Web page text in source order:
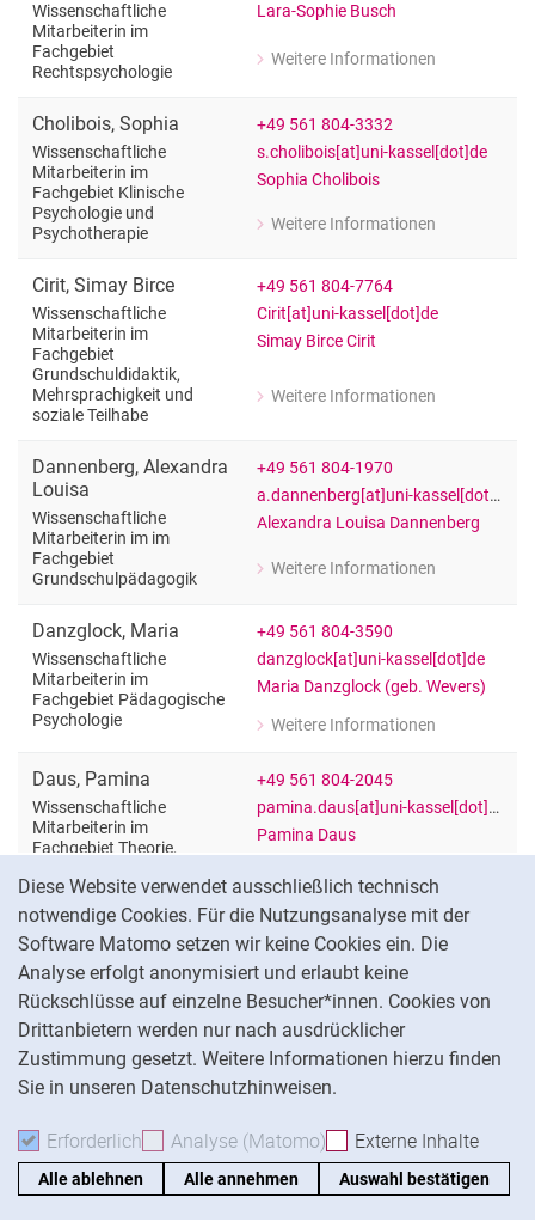
Diese Website verwendet ausschließlich technisch
notwendige Cookies. Für die Nutzungsanalyse mit der
Software Matomo setzen wir keine Cookies ein. Die
Analyse erfolgt anonymisiert und erlaubt keine
Rückschlüsse auf einzelne Besucher*innen. Cookies von
Drittanbietern werden nur nach ausdrücklicher
Zustimmung gesetzt. Weitere Informationen hierzu finden
Sie in unseren Datenschutzhinweisen.
Erforderlich Erforderliche Cookies akzeptieren
Analyse (Matomo) Analyse-Cookies
Externe Inhalte
Alle ablehnen Alle annehmen Auswahl bestätigen
Wissenschaftliche
Mitarbeiterin im
Fachgebiet
Rechtspsychologie
Lara-Sophie Busch
Weitere Informationen
zu Lara-Sophie Busch
Cholibois, Sophia
Wissenschaftliche
Mitarbeiterin im
Fachgebiet Klinische
Psychologie und
Psychotherapie
+49 561 804-3332
s.cholibois[at]uni-kassel[dot]de
Sophia Cholibois
Weitere Informationen
zu Sophia Cholibois
Cirit, Simay Birce
Wissenschaftliche
Mitarbeiterin im
Fachgebiet
Grundschuldidaktik,
Mehrsprachigkeit und
soziale Teilhabe
+49 561 804-7764
Cirit[at]uni-kassel[dot]de
Simay Birce Cirit
Weitere Informationen
zu Simay Birce Cirit
Dannenberg, Alexandra
Louisa
Wissenschaftliche
Mitarbeiterin im im
Fachgebiet
Grundschulpädagogik
+49 561 804-1970
a.dannenberg[at]uni-kassel[dot]de
Alexandra Louisa Dannenberg
Weitere Informationen
zu Alexandra Louisa Dannenberg
Danzglock, Maria
Wissenschaftliche
Mitarbeiterin im
Fachgebiet Pädagogische
Psychologie
+49 561 804-3590
danzglock[at]uni-kassel[dot]de
Maria Danzglock (geb. Wevers)
Weitere Informationen
zu Maria Danzglock
Daus, Pamina
Wissenschaftliche
Mitarbeiterin im
Fachgebiet Theorie,
Sozialen Therapie
+49 561 804-2045
pamina.daus[at]uni-kassel[dot]de
Pamina Daus
Weitere Informationen
zu Pamina Daus
Wissenschaftliche Mitarbeiterin im
Degen, Ben
Wissenschaftlicher
Mitarbeiter im Fachgebiet
Schul- und
Unterrichtsforschung
+49 561 804-3122
degen[at]uni-kassel[dot]de
Ben Degen
Weitere Informationen
zu Ben Degen
Wissenschaftlicher Mitarbeiter im
Demburg,Timon
Mitarbeiter im im
Graduiertenkolleg
INTERFACH
Weitere Informationen
zu Timon Demburg
Wissenschaftlicher Mitarbeiter im im